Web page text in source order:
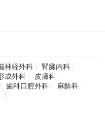
神経外科
腎臓内科
成外科
皮膚科
歯科口腔外科
麻酔科